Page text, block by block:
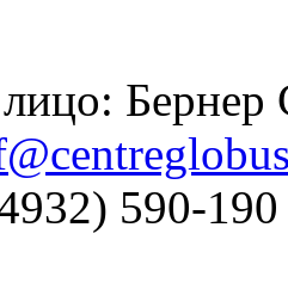
Бернер
590-190